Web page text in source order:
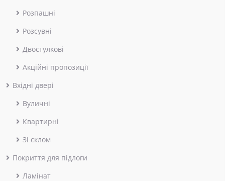
Розпашні
Розсувні
Двостулкові
Акційні пропозиції
Вхідні двері
Вуличні
Квартирні
Зі склом
Покриття для підлоги
Ламінат